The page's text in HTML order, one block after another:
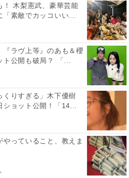
！ 木梨憲武、豪華芸能
「素敵でカッコいい...
『ラヴ上等』のあも＆櫻
ト公開も破局？ 「...
くりすぎる」木下優樹
ショット公開！「14...
っていること、教えま